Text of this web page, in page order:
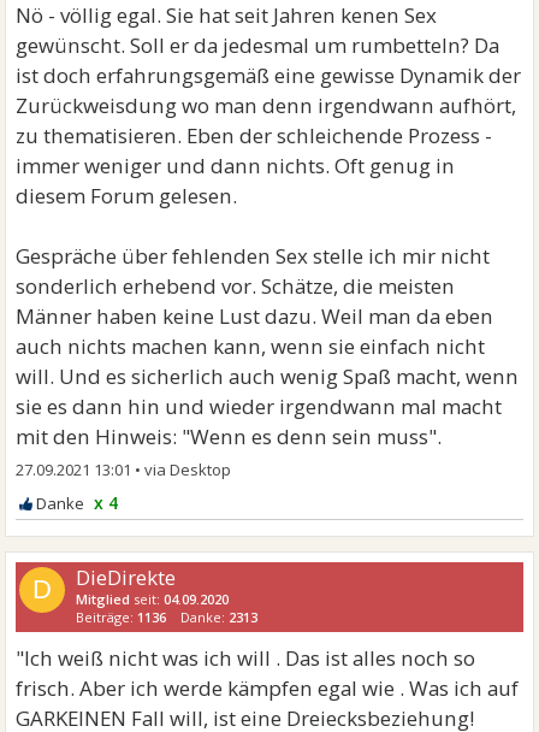
Nö - völlig egal. Sie hat seit Jahren kenen Sex
gewünscht. Soll er da jedesmal um rumbetteln? Da
ist doch erfahrungsgemäß eine gewisse Dynamik der
Zurückweisdung wo man denn irgendwann aufhört,
zu thematisieren. Eben der schleichende Prozess -
immer weniger und dann nichts. Oft genug in
diesem Forum gelesen.
Gespräche über fehlenden Sex stelle ich mir nicht
sonderlich erhebend vor. Schätze, die meisten
Männer haben keine Lust dazu. Weil man da eben
auch nichts machen kann, wenn sie einfach nicht
will. Und es sicherlich auch wenig Spaß macht, wenn
sie es dann hin und wieder irgendwann mal macht
mit den Hinweis: "Wenn es denn sein muss".
27.09.2021 13:01 •
x 4
D DieDirekte
Mitglied seit:04.09.2020
Beiträge: 1136 Danke: 2313
"Ich weiß nicht was ich will . Das ist alles noch so
frisch. Aber ich werde kämpfen egal wie . Was ich auf
GARKEINEN Fall will, ist eine Dreiecksbeziehung!